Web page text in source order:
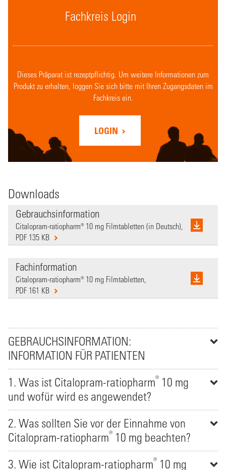
Fachkreis Login
Dieses Präparat ist rezeptpflichtig. Um weitere Informationen zum
Produkt zu erhalten, loggen Sie sich bitte mit Ihren Zugangsdaten im
Fachkreis ein.
LOGIN
Downloads
Gebrauchsinformation
Citalopram-ratiopharm® 10 mg Filmtabletten (in Deutsch),
PDF 135 KB
Fachinformation
Citalopram-ratiopharm® 10 mg Filmtabletten,
PDF 161 KB
GEBRAUCHSINFORMATION:
INFORMATION FÜR PATIENTEN
1. Was ist Citalopram-ratiopharm® 10 mg
und wofür wird es angewendet?
2. Was sollten Sie vor der Einnahme von
Citalopram-ratiopharm® 10 mg beachten?
3. Wie ist Citalopram-ratiopharm® 10 mg